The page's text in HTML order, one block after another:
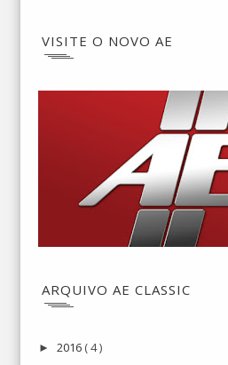
VISITE O NOVO AE
ARQUIVO AE CLASSIC
► 2016 ( 4 )